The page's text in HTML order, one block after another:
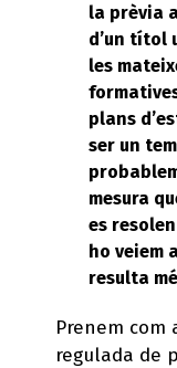
la prèvia
d’un títol
les
plans
ser un
mesura
es
ho veiem
resulta
Prenem com
regulada de